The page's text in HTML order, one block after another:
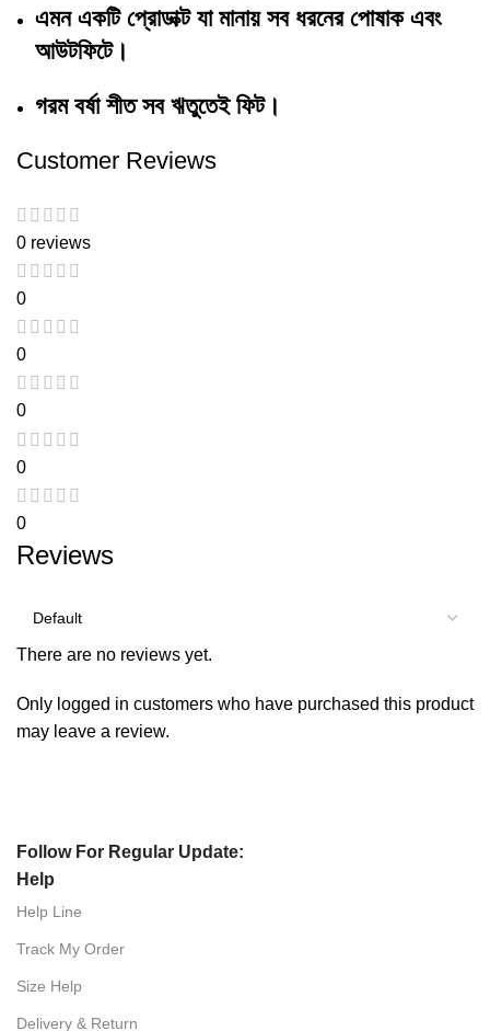
এমন একটি প্রোডাক্ট যা মানায় সব ধরনের পোষাক এবং
আউটফিটে।
গরম বর্ষা শীত সব ঋতুতেই ফিট।
Customer Reviews
0 reviews
0
0
0
0
0
Reviews
There are no reviews yet.
Only logged in customers who have purchased this product
may leave a review.
Follow For Regular Update:
Help
Help Line
Track My Order
Size Help
Delivery & Return